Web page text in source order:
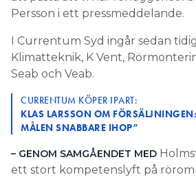
Persson i ett pressmeddelande.
I Currentum Syd ingår sedan
Klimatteknik, K Vent,
Seab och Veab.
CURRENTUM KÖPER IPART:
KLAS LARSSON OM
MÅLEN SNABBARE IHOP”
– GENOM SAMGÅENDET MED
ett stort kompetenslyft på